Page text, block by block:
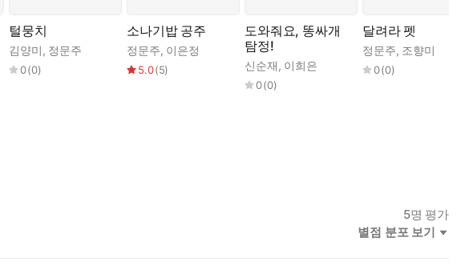
털뭉치
김양미, 정문주
0(0)
소나기밥 공주
정문주, 이은정
5.0(5)
도와줘요, 똥싸개
탐정!
신순재, 이희은
0(0)
달려라 펫
정문주, 조향미
0(0)
5명 평가
별점 분포 보기